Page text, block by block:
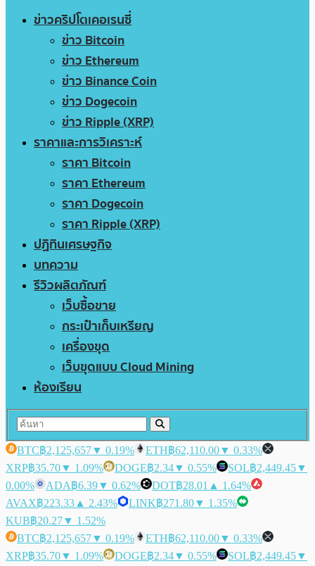
ข่าวคริปโตเคอเรนซี่
ข่าว Bitcoin
ข่าว Ethereum
ข่าว Binance Coin
ข่าว Dogecoin
ข่าว Ripple (XRP)
ราคาและการวิเคราะห์
ราคา Bitcoin
ราคา Ethereum
ราคา Dogecoin
ราคา Ripple (XRP)
ปฏิทินเศรษฐกิจ
บทความ
รีวิวผลิตภัณฑ์
เว็บซื้อขาย
กระเป๋าเก็บเหรียญ
เครื่องขุด
เว็บขุดแบบ Cloud Mining
ห้องเรียน
BTC฿2,125,657▼ 0.19% ETH฿62,110.00▼ 0.33%
XRP฿35.70▼ 1.09% DOGE฿2.34▼ 0.55% SOL฿2,449.45▼
0.00%
ADA฿6.39▼ 0.62% DOT฿28.01 ▲ 1.64%
AVAX฿223.33 ▲ 2.43% LINK฿271.80▼ 1.35%
KUB฿20.27▼ 1.52%
BTC฿2,125,657▼ 0.19% ETH฿62,110.00▼ 0.33%
XRP฿35.70▼ 1.09% DOGE฿2.34▼ 0.55% SOL฿2,449.45▼